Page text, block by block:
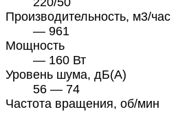
Производительность, м3/час
— 961
Мощность
— 160 Вт
Уровень шума, дБ(А)
56 — 74
Частота вращения, об/мин